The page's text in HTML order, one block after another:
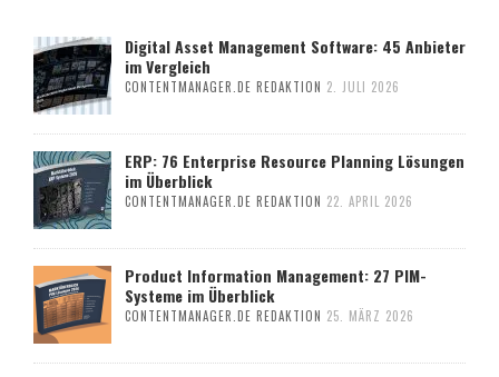
Digital Asset Management Software: 45 Anbieter
im Vergleich
CONTENTMANAGER.DE REDAKTION 2. JULI 2026
ERP: 76 Enterprise Resource Planning Lösungen
im Überblick
CONTENTMANAGER.DE REDAKTION 22. APRIL 2026
Product Information Management: 27 PIM-
Systeme im Überblick
CONTENTMANAGER.DE REDAKTION 25. MÄRZ 2026